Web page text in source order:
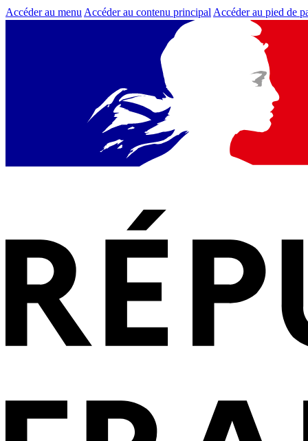
Accéder au menu Accéder au contenu principal Accéder au pied de